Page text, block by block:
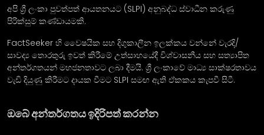
අපි ශ්‍රී ලංකා පුවත්පත් ආයතනයට (SLPI) අනුබද්ධ ස්වාධීන කරුණු
පිරික්සුම් කණ්ඩායමකි.
FactSeeker හි වෛෂයික සහ දිගුකාලීන ඉලක්කය වන්නේ වැරදි/
සාවද්‍ය තොරතුරු ඉවත් කිරීමේ උත්සාහයේදී විශ්වාසනීය සහ සත්‍යාපිත
අන්තර්ගතයන් මහජනතාවට ලබා දීමයි. ශ්‍රී ලංකාවේ මාධ්‍ය සාක්ෂරතාවය
වැඩි දියුණු කිරීමට දායක වීමට SLPI සමඟ ඇති ඒකකය කැපවී සිටී.
ඔබේ අන්තර්ගතය ඉදිරිපත් කරන්න